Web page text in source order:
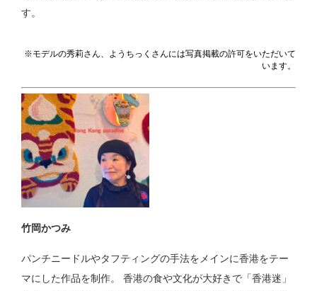
す。
※モデルの秀莉さん、ようちっくさんには写真掲載の許可をいただいて
います。
竹岡かつみ
パンチニードルやタフティングの手法をメインに香港をテー
マにした作品を制作。 香港の食や文化が大好きで「香港迷」